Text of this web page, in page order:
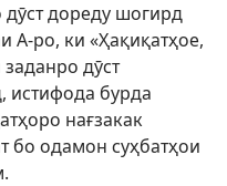
дореду шогирд
А-ро, ки «Ҳақиқатҳое,
дӯст
бурда
нағзакак
бо одамон суҳбатҳои